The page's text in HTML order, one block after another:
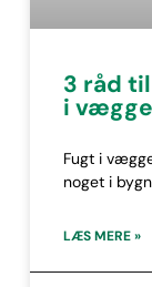
3 råd
i
Fugt i
noget i
LÆS MERE »